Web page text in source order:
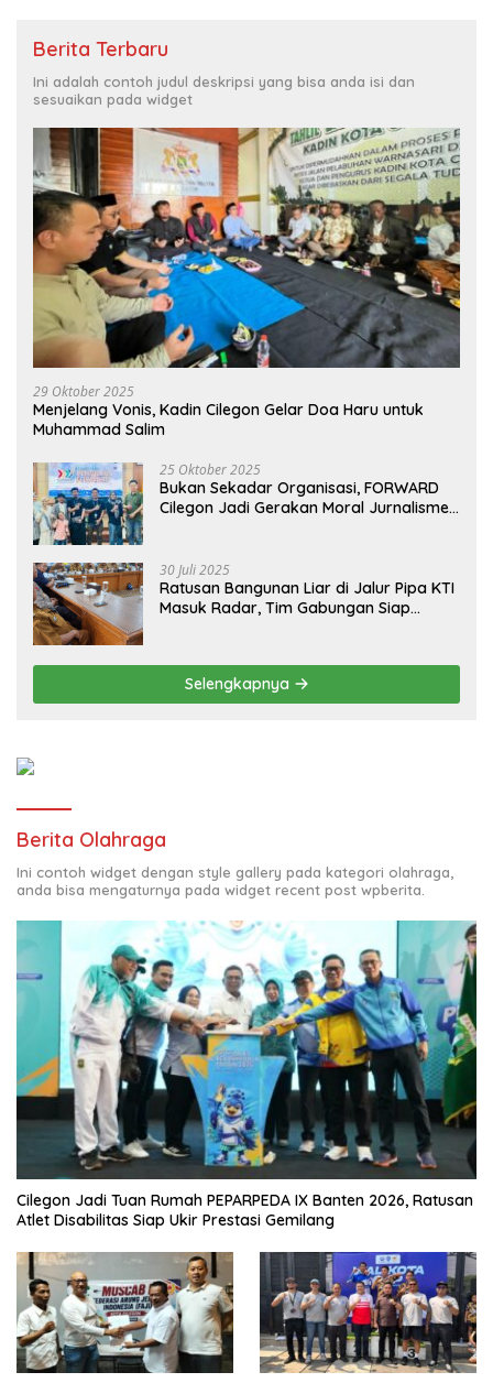
Berita Terbaru
Ini adalah contoh judul deskripsi yang bisa anda isi dan
sesuaikan pada widget
29 Oktober 2025
Menjelang Vonis, Kadin Cilegon Gelar Doa Haru untuk
Muhammad Salim
25 Oktober 2025
Bukan Sekadar Organisasi, FORWARD
Cilegon Jadi Gerakan Moral Jurnalisme
30 Juli 2025
Ratusan Bangunan Liar di Jalur Pipa KTI
Masuk Radar, Tim Gabungan Siap
Selengkapnya
Berita Olahraga
Ini contoh widget dengan style gallery pada kategori olahraga,
anda bisa mengaturnya pada widget recent post wpberita.
Cilegon Jadi Tuan Rumah PEPARPEDA IX Banten 2026, Ratusan
Atlet Disabilitas Siap Ukir Prestasi Gemilang